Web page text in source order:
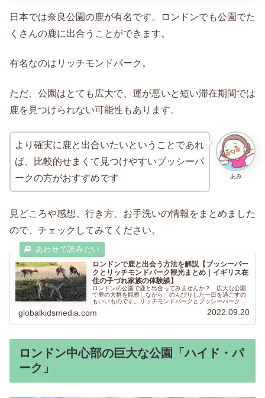
日本では奈良公園の鹿が有名です。ロンドンでも公園でた
くさんの鹿に出合うことができます。
有名なのはリッチモンドパーク。
ただ、公園はとても広大で、運が悪いと短い滞在期間では
鹿を見つけられない可能性もあります。
あみ
より確実に鹿と出合いたいということであれ
ば、比較的せまくて見つけやすいブッシーパ
ークの方がおすすめです
見どころや感想、行き方、お手洗いの情報をまとめました
ので、チェックしてみてください。
ロンドンで鹿と出会う方法を解説【ブッシーパー
クとリッチモンドパーク観光まとめ｜イギリス在
住の子づれ家族の体験談】
ロンドンの公園で鹿と出合ってみませんか？ 広大な公園
で鹿の大群を観察しながら、のんびりした一日を過ごすの
もいいものです。リッチモンドパークとブッシーパークに
とあわせてご紹介します。
globalkidsmedia.com 2022.09.20
ロンドン中心部の巨大な公園「ハイド・パ
ーク」